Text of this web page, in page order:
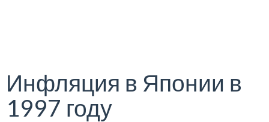
Инфляция в Японии в
1997 году